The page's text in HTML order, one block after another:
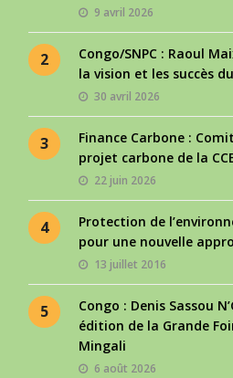
9 avril 2026
2
Congo/SNPC : Raoul
la vision et les succès
30 avril 2026
3
Finance Carbone :
projet carbone de la
22 juin 2026
4
Protection de
pour une nouvelle
13 juillet 2016
5
Congo : Denis Sassou
édition de la Grande
Mingali
6 août 2026